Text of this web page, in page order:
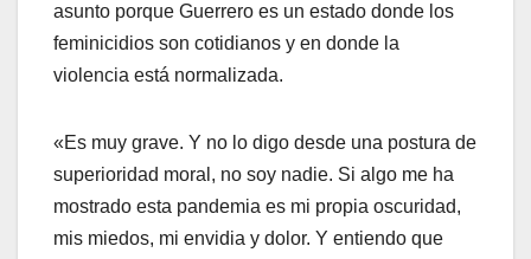
asunto porque Guerrero es un estado donde los
feminicidios son cotidianos y en donde la
violencia está normalizada.
«Es muy grave. Y no lo digo desde una postura de
superioridad moral, no soy nadie. Si algo me ha
mostrado esta pandemia es mi propia oscuridad,
mis miedos, mi envidia y dolor. Y entiendo que